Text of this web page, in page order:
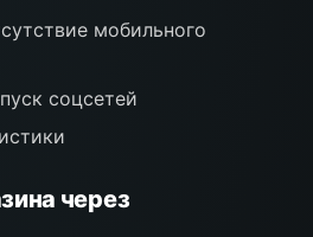
мобильного
соцсетей
через